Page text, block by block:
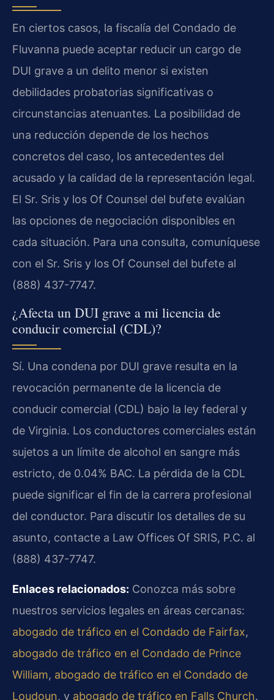
En ciertos casos, la fiscalía del Condado de
Fluvanna puede aceptar reducir un cargo de
DUI grave a un delito menor si existen
debilidades probatorias significativas o
circunstancias atenuantes. La posibilidad de
una reducción depende de los hechos
concretos del caso, los antecedentes del
acusado y la calidad de la representación legal.
El Sr. Sris y los Of Counsel del bufete evalúan
las opciones de negociación disponibles en
cada situación. Para una consulta, comuníquese
con el Sr. Sris y los Of Counsel del bufete al
(888) 437-7747.
¿Afecta un DUI grave a mi licencia de
conducir comercial (CDL)?
Sí. Una condena por DUI grave resulta en la
revocación permanente de la licencia de
conducir comercial (CDL) bajo la ley federal y
de Virginia. Los conductores comerciales están
sujetos a un límite de alcohol en sangre más
estricto, de 0.04% BAC. La pérdida de la CDL
puede significar el fin de la carrera profesional
del conductor. Para discutir los detalles de su
asunto, contacte a Law Offices Of SRIS, P.C. al
(888) 437-7747.
Enlaces relacionados: Conozca más sobre
nuestros servicios legales en áreas cercanas:
abogado de tráfico en el Condado de Fairfax,
abogado de tráfico en el Condado de Prince
William, abogado de tráfico en el Condado de
Loudoun, y abogado de tráfico en Falls Church.